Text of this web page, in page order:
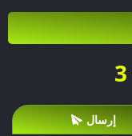
3
إرسال